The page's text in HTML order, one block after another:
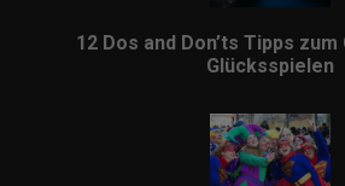
12 Dos and Don’ts Tipps
Glücksspielen